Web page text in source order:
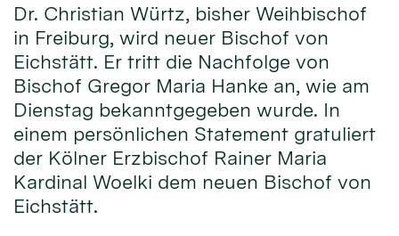
Dr. Christian Würtz, bisher Weihbischof
in Freiburg, wird neuer Bischof von
Eichstätt. Er tritt die Nachfolge von
Bischof Gregor Maria Hanke an, wie am
Dienstag bekanntgegeben wurde. In
einem persönlichen Statement gratuliert
der Kölner Erzbischof Rainer Maria
Kardinal Woelki dem neuen Bischof von
Eichstätt.